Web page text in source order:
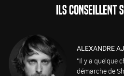
ILS CONSEILLENT
ALEXANDRE
"Il y a quelque
démarche de